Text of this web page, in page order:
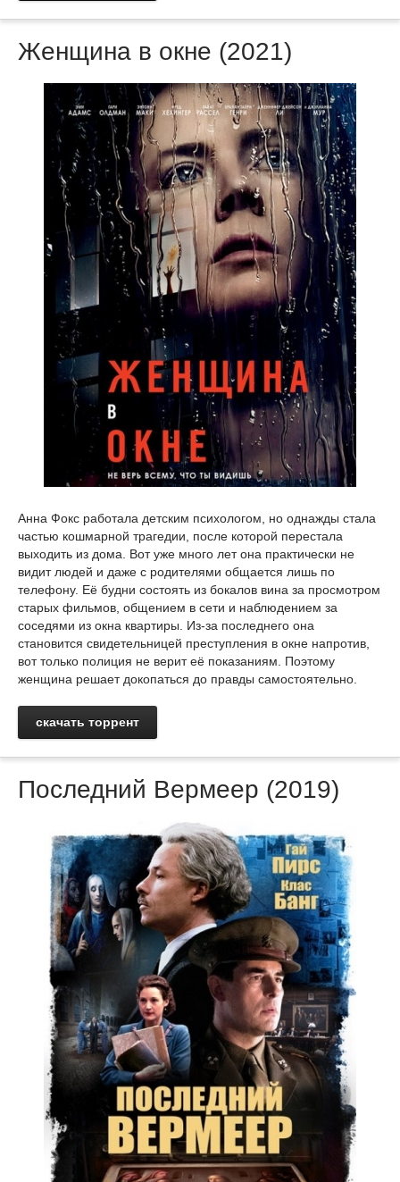
Женщина в окне (2021)
Анна Фокс работала детским психологом, но однажды стала
частью кошмарной трагедии, после которой перестала
выходить из дома. Вот уже много лет она практически не
видит людей и даже с родителями общается лишь по
телефону. Её будни состоять из бокалов вина за просмотром
старых фильмов, общением в сети и наблюдением за
соседями из окна квартиры. Из-за последнего она
становится свидетельницей преступления в окне напротив,
вот только полиция не верит её показаниям. Поэтому
женщина решает докопаться до правды самостоятельно.
скачать торрент
Последний Вермеер (2019)